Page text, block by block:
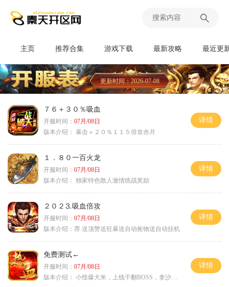
主页 推荐合集 游戏下载 最新攻略 最近更
更新时间：2026-07-08
７６＋３０％吸血
开服时间： 07月/08日
版本介绍： 暴击＋２０％１１５倍攻赤月
详情
１．８０一百火龙
开服时间： 07月/08日
版本介绍： 独家特色散人激情统战奖励
详情
２０２⒊吸血倍攻
开服时间： 07月/08日
版本介绍： 荐 送顶赞送狂暴送自动捡物送自动挂机
详情
免费测试←
开服时间： 07月/08日
版本介绍： 小怪爆大米，上线干翻BOSS，拿沙大奖
详情